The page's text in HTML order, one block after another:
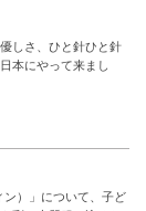
しさ、ひと針ひと針
本にやって来まし
）」について、子ど